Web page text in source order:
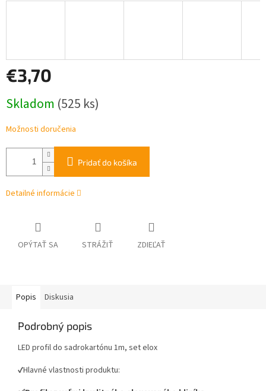
€3,70
cena:
Skladom (525 ks)
Možnosti doručenia
Pridať do košíka
Detailné informácie
OPÝTAŤ SA STRÁŽIŤ ZDIEĽAŤ
Popis Diskusia
Podrobný popis
LED profil do sadrokartónu 1m, set elox
✔️Hlavné vlastnosti produktu: